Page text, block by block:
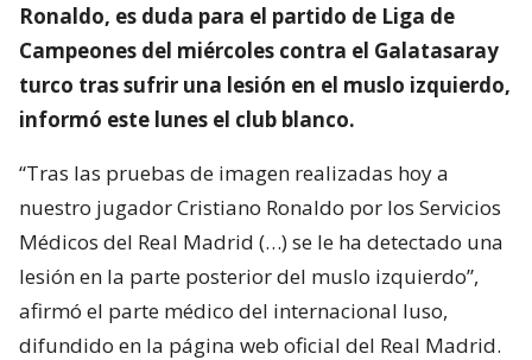
Ronaldo, es duda para el partido de Liga de
Campeones del miércoles contra el Galatasaray
turco tras sufrir una lesión en el muslo izquierdo,
informó este lunes el club blanco.
“Tras las pruebas de imagen realizadas hoy a
nuestro jugador Cristiano Ronaldo por los Servicios
Médicos del Real Madrid (…) se le ha detectado una
lesión en la parte posterior del muslo izquierdo”,
afirmó el parte médico del internacional luso,
difundido en la página web oficial del Real Madrid.